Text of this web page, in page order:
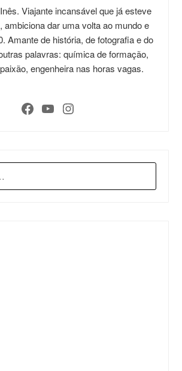
Viajante incansável que já esteve
ambiciona dar uma volta ao mundo e
Amante de história, de fotografia e do
palavras: química de formação,
engenheira nas horas vagas.